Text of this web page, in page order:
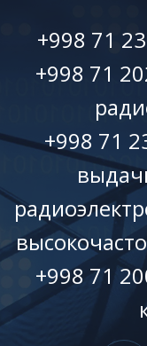
+998 71
+998 71
+998 71
+998 71